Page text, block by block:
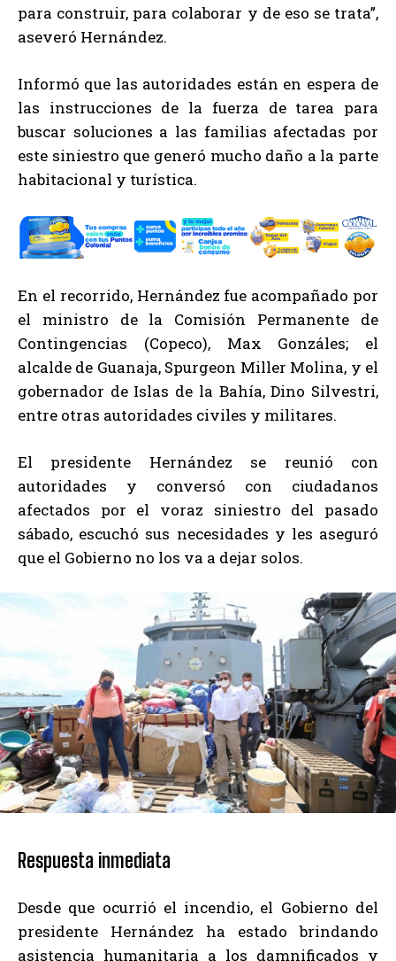
para construir, para colaborar y de eso se trata”,
aseveró Hernández.
Informó que las autoridades están en espera de
las instrucciones de la fuerza de tarea para
buscar soluciones a las familias afectadas por
este siniestro que generó mucho daño a la parte
habitacional y turística.
En el recorrido, Hernández fue acompañado por
el ministro de la Comisión Permanente de
Contingencias (Copeco), Max Gonzáles; el
alcalde de Guanaja, Spurgeon Miller Molina, y el
gobernador de Islas de la Bahía, Dino Silvestri,
entre otras autoridades civiles y militares.
El presidente Hernández se reunió con
autoridades y conversó con ciudadanos
afectados por el voraz siniestro del pasado
sábado, escuchó sus necesidades y les aseguró
que el Gobierno no los va a dejar solos.
Respuesta inmediata
Desde que ocurrió el incendio, el Gobierno del
presidente Hernández ha estado brindando
asistencia humanitaria a los damnificados y